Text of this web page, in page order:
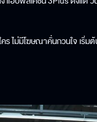
ไม่มีโฆษณาคั่นกวนใจ เริ่ม